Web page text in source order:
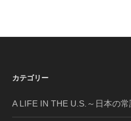
カテゴリー
A LIFE IN THE U.S.～日本の